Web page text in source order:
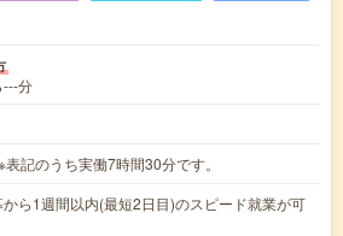
---分
記のうち実働7時間30分です。
ら1週間以内(最短2日目)のスピード就業が可